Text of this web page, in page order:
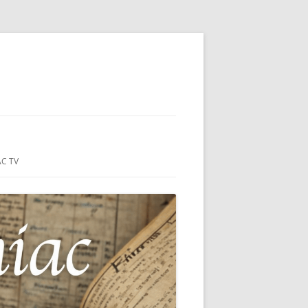
SUR-MER
DU
DU HC
(44)
TV